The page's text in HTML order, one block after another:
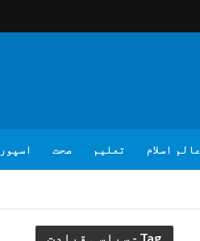
عالم اسلام تعلیم صحت
Tag - سیاسی قیادت